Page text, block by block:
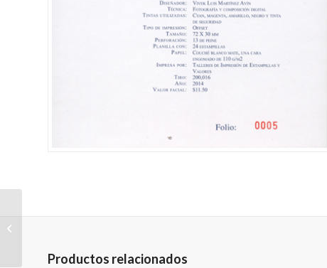
Productos relacionados